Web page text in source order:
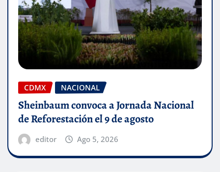
CDMX NACIONAL
Sheinbaum convoca a Jornada Nacional
de Reforestación el 9 de agosto
editor Ago 5, 2026